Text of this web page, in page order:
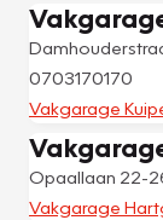
0703170170
Vakgarage
Opaallaan 22-
Vakgarage